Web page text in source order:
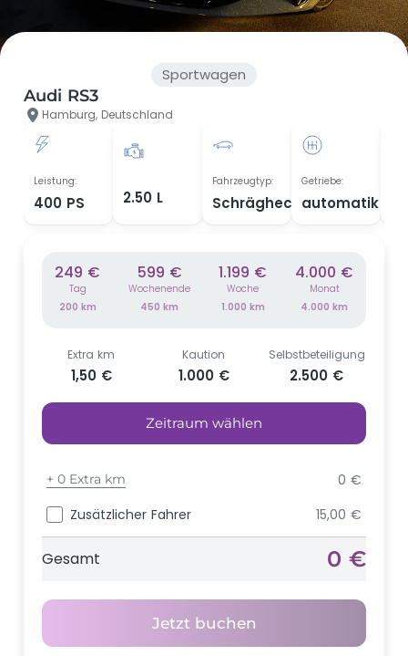
Sportwagen
Audi RS3
Hamburg, Deutschland
Leistung:
400 PS 2.50 L
Fahrzeugtyp:
Schrägheck
Getriebe:
automatik
249 €
Tag
200 km
599 €
Wochenende
450 km
1.199 €
Woche
1.000 km
4.000 €
Monat
4.000 km
Extra km
1,50 €
Kaution
1.000 €
Selbstbeteiligung
2.500 €
Zeitraum wählen
+ 0 Extra km
0 €
Zusätzlicher Fahrer
15,00 €
Gesamt 0 €
Jetzt buchen